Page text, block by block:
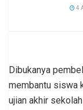
4
Dibukanya
membantu siswa
ujian akhir